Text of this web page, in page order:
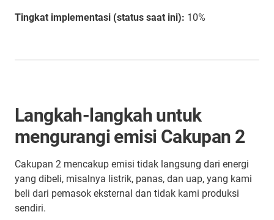
Tingkat implementasi (status saat ini): 10%
Langkah-langkah untuk
mengurangi emisi Cakupan 2
Cakupan 2 mencakup emisi tidak langsung dari energi
yang dibeli, misalnya listrik, panas, dan uap, yang kami
beli dari pemasok eksternal dan tidak kami produksi
sendiri.